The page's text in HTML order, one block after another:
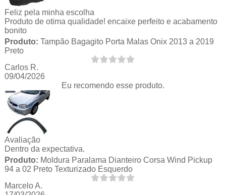
Feliz pela minha escolha
Produto de otima qualidade! encaixe perfeito e acabamento
bonito
Produto: Tampão Bagagito Porta Malas Onix 2013 a 2019
Preto
Carlos R.
09/04/2026
Eu recomendo esse produto.
Avaliação
Dentro da expectativa.
Produto: Moldura Paralama Dianteiro Corsa Wind Pickup
94 a 02 Preto Texturizado Esquerdo
Marcelo A.